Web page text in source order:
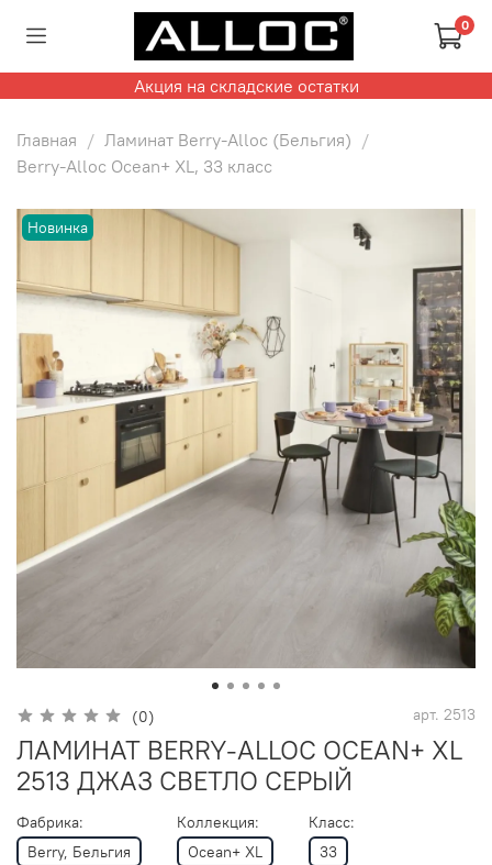
0
Акция на складские остатки
Главная
Ламинат Berry-Alloc (Бельгия)
Berry-Alloc Ocean+ XL, 33 класс
Новинка
(0) арт. 2513
ЛАМИНАТ BERRY-ALLOC OCEAN+ XL
2513 ДЖАЗ СВЕТЛО СЕРЫЙ
Фабрика:
Berry, Бельгия
Коллекция:
Ocean+ XL
Класс:
33